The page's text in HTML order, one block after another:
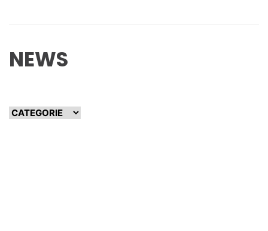
NEWS